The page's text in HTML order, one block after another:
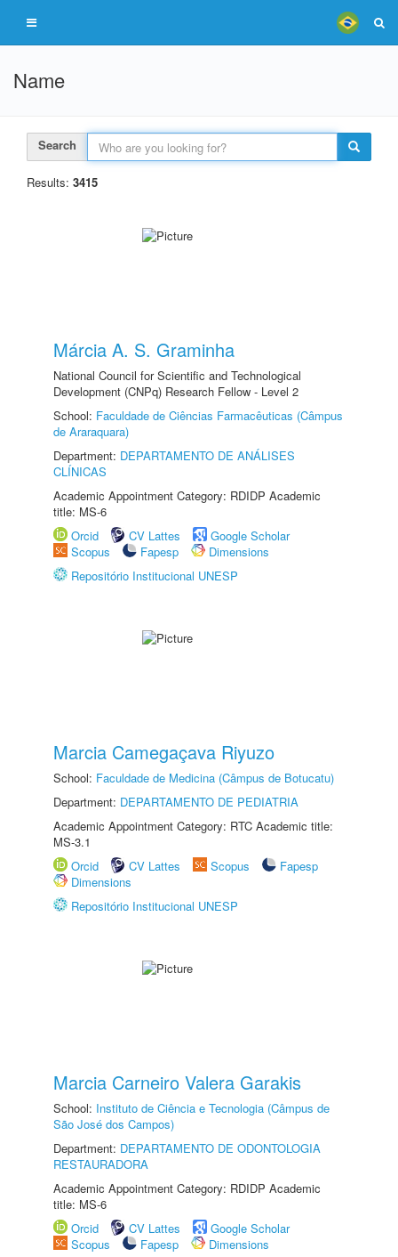
Name
Search
Results: 3415
Márcia A. S. Graminha
National Council for Scientific and Technological
Development (CNPq) Research Fellow - Level 2
School: Faculdade de Ciências Farmacêuticas (Câmpus
de Araraquara)
Department: DEPARTAMENTO DE ANÁLISES
CLÍNICAS
Academic Appointment Category: RDIDP Academic
title: MS-6
Orcid
CV Lattes
Google Scholar
Scopus
Fapesp
Dimensions
Repositório Institucional UNESP
Marcia Camegaçava Riyuzo
School: Faculdade de Medicina (Câmpus de Botucatu)
Department: DEPARTAMENTO DE PEDIATRIA
Academic Appointment Category: RTC Academic title:
MS-3.1
Orcid
CV Lattes Scopus
Fapesp
Dimensions
Repositório Institucional UNESP
Marcia Carneiro Valera Garakis
School: Instituto de Ciência e Tecnologia (Câmpus de
São José dos Campos)
Department: DEPARTAMENTO DE ODONTOLOGIA
RESTAURADORA
Academic Appointment Category: RDIDP Academic
title: MS-6
Orcid
CV Lattes
Google Scholar
Scopus
Fapesp
Dimensions